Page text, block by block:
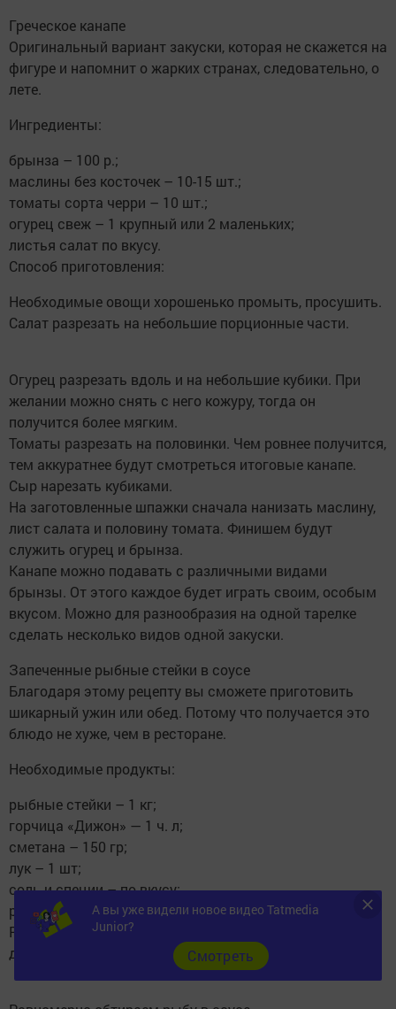
Греческое канапе
Оригинальный вариант закуски, которая не скажется на
фигуре и напомнит о жарких странах, следовательно, о
лете.
Ингредиенты:
брынза – 100 р.;
маслины без косточек – 10-15 шт.;
томаты сорта черри – 10 шт.;
огурец свеж – 1 крупный или 2 маленьких;
листья салат по вкусу.
Способ приготовления:
Необходимые овощи хорошенько промыть, просушить.
Салат разрезать на небольшие порционные части.
Огурец разрезать вдоль и на небольшие кубики. При
желании можно снять с него кожуру, тогда он
получится более мягким.
Томаты разрезать на половинки. Чем ровнее получится,
тем аккуратнее будут смотреться итоговые канапе.
Сыр нарезать кубиками.
На заготовленные шпажки сначала нанизать маслину,
лист салата и половину томата. Финишем будут
служить огурец и брынза.
Канапе можно подавать с различными видами
брынзы. От этого каждое будет играть своим, особым
вкусом. Можно для разнообразия на одной тарелке
сделать несколько видов одной закуски.
Запеченные рыбные стейки в соусе
Благодаря этому рецепту вы сможете приготовить
шикарный ужин или обед. Потому что получается это
блюдо не хуже, чем в ресторане.
Необходимые продукты:
рыбные стейки – 1 кг;
горчица «Дижон» — 1 ч. л;
сметана – 150 гр;
лук – 1 шт;
соль и специи – по вкусу;
растительное масло.
Рыбные стейки моем, кладем в миску. Солим,
добавляем приправы, сметану и горчицу.
А вы уже видели новое видео Tatmedia
Junior?
Cмотреть